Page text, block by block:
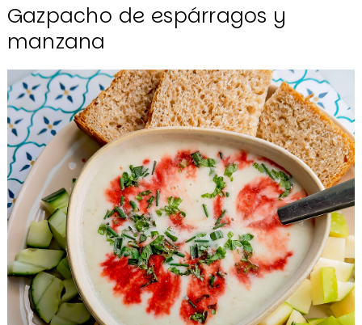
Gazpacho de espárragos y
manzana